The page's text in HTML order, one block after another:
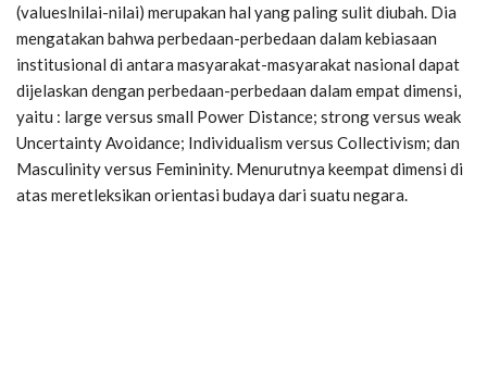
(valueslnilai-nilai) merupakan hal yang paling sulit diubah. Dia
mengatakan bahwa perbedaan-perbedaan dalam kebiasaan
institusional di antara masyarakat-masyarakat nasional dapat
dijelaskan dengan perbedaan-perbedaan dalam empat dimensi,
yaitu : large versus small Power Distance; strong versus weak
Uncertainty Avoidance; Individualism versus Collectivism; dan
Masculinity versus Femininity. Menurutnya keempat dimensi di
atas meretleksikan orientasi budaya dari suatu negara.